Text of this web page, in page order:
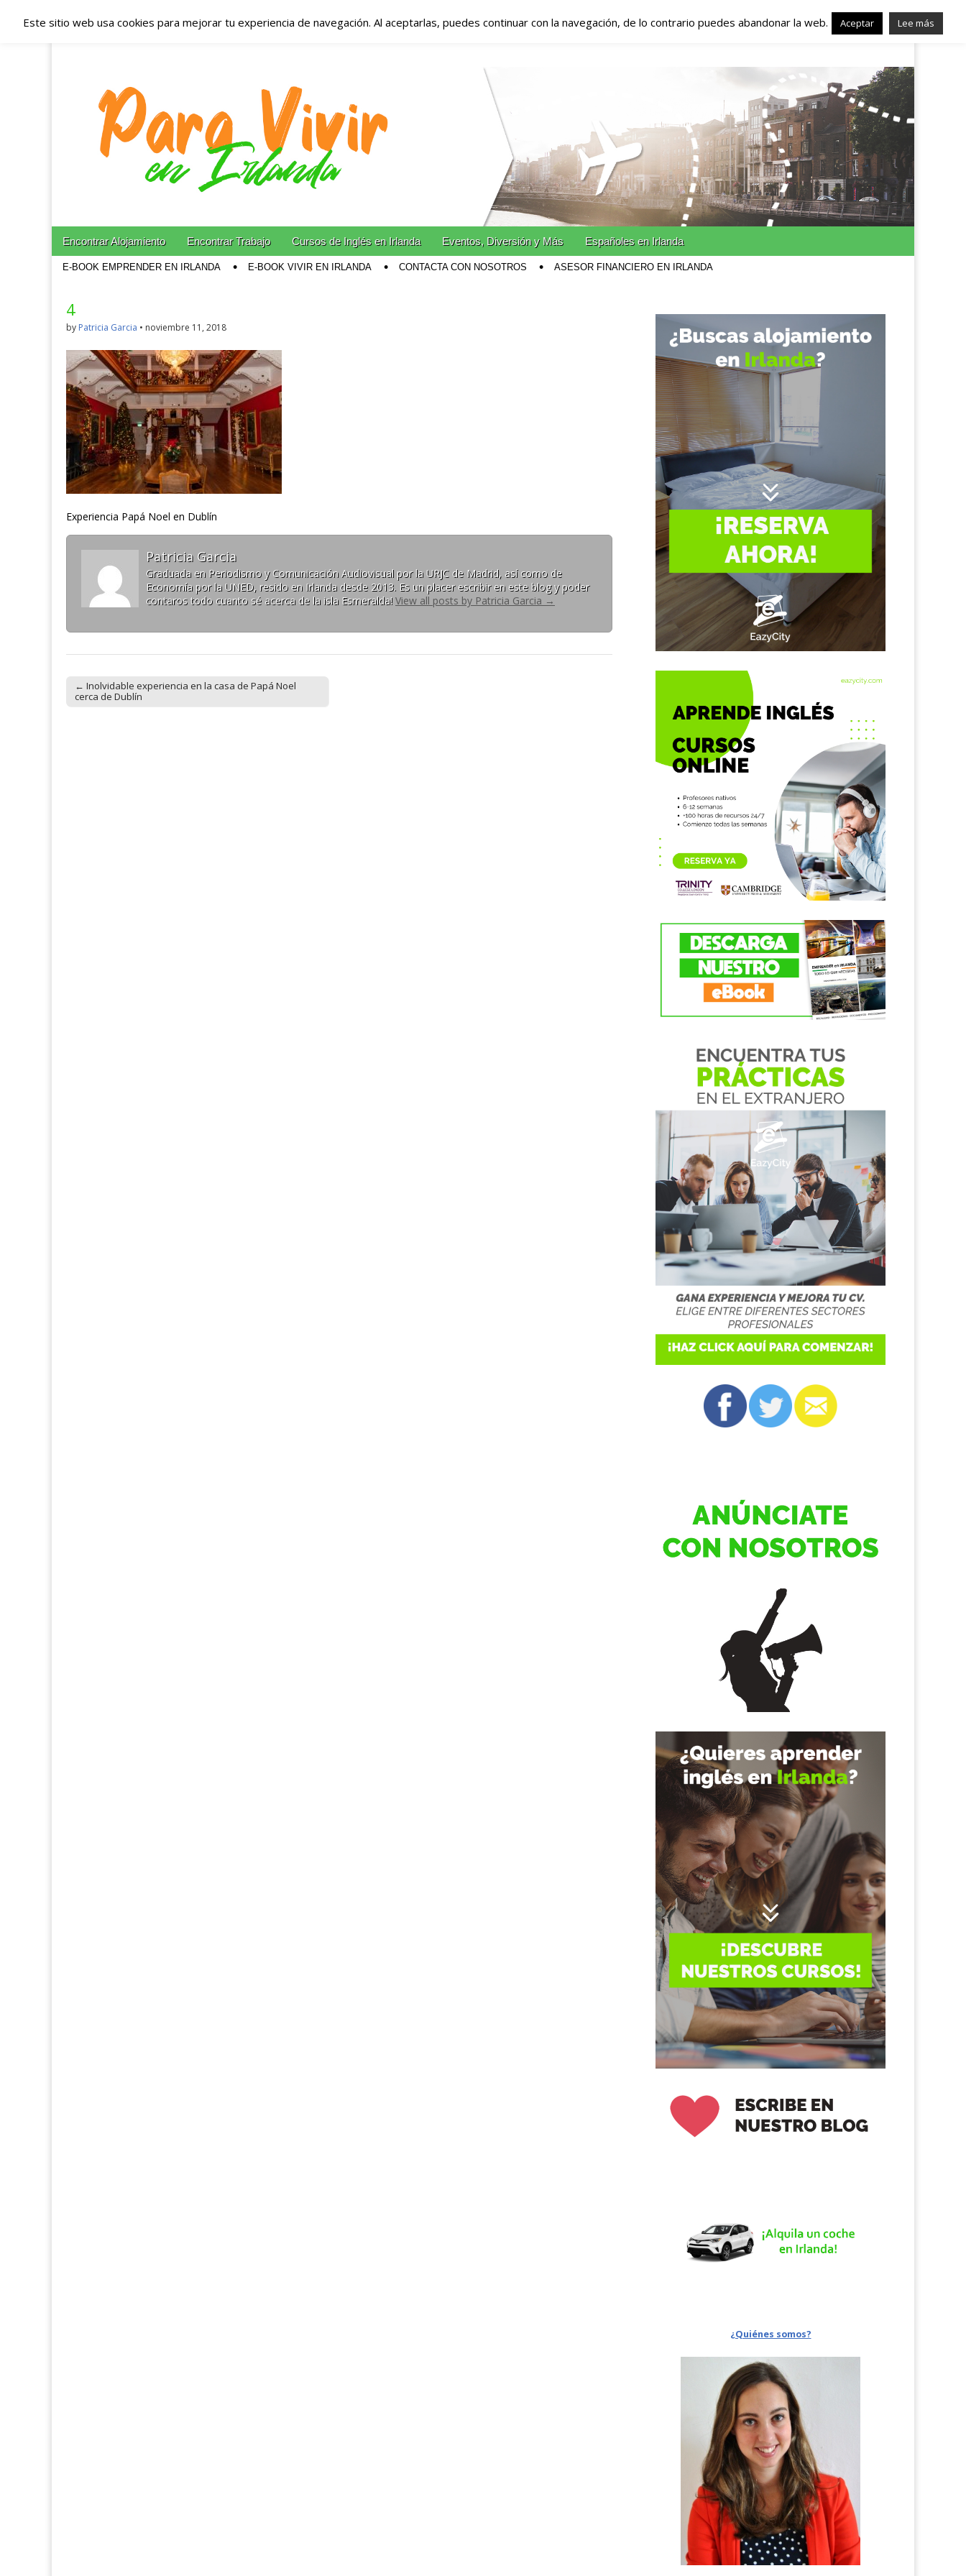
Españoles en Irlanda – Vivir en Irlanda – Trabajo en
Irlanda – Alojamiento en Irlanda
Blog dedicado a los que viven, estudian y trabajan en Irlanda!
Main menu
Skip to content
Encontrar Alojamiento Encontrar Trabajo Cursos de Inglés en Irlanda Eventos, Diversión y Más Españoles en Irlanda
E-BOOK EMPRENDER EN IRLANDA E-BOOK VIVIR EN IRLANDA CONTACTA CON NOSOTROS ASESOR FINANCIERO EN IRLANDA
4
by Patricia Garcia • noviembre 11, 2018
Experiencia Papá Noel en Dublín
Patricia Garcia
Graduada en Periodismo y Comunicación Audiovisual por la URJC de Madrid, así como de
Economía por la UNED, resido en Irlanda desde 2013. Es un placer escribir en este blog y poder
contaros todo cuanto sé acerca de la isla Esmeralda! View all posts by Patricia Garcia →
Post navigation
← Inolvidable experiencia en la casa de Papá Noel
cerca de Dublín
¿Quiénes somos?
Este sitio web usa cookies para mejorar tu experiencia de navegación. Al aceptarlas, puedes continuar con la navegación, de lo contrario puedes abandonar la web. Aceptar Lee más